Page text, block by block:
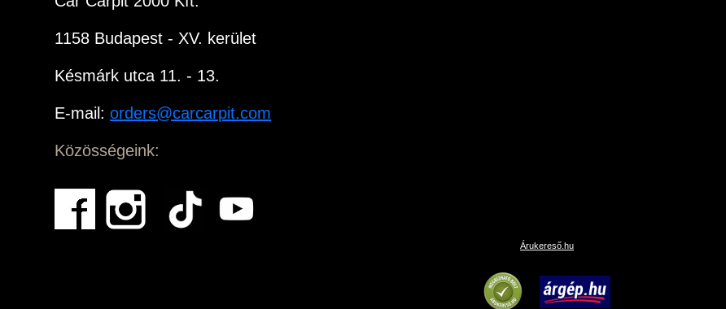
1158 Budapest - XV. kerület
Késmárk utca 11. - 13.
E-mail:orders@carcarpit.com
Közösségeink:
Árukereső.hu